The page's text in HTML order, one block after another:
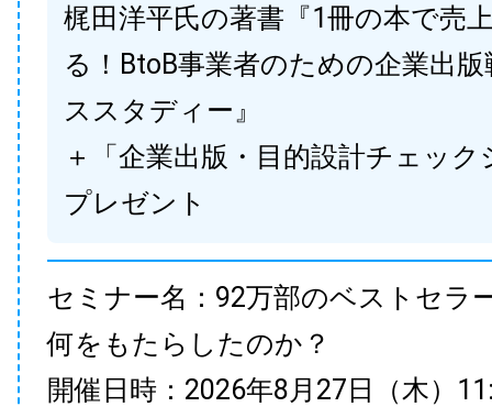
梶田洋平氏の著書『1冊の本で売
る！BtoB事業者のための企業出
ススタディー』
＋「企業出版・目的設計チェック
プレゼント
セミナー名：92万部のベストセラ
何をもたらしたのか？
開催日時：2026年8月27日（木）